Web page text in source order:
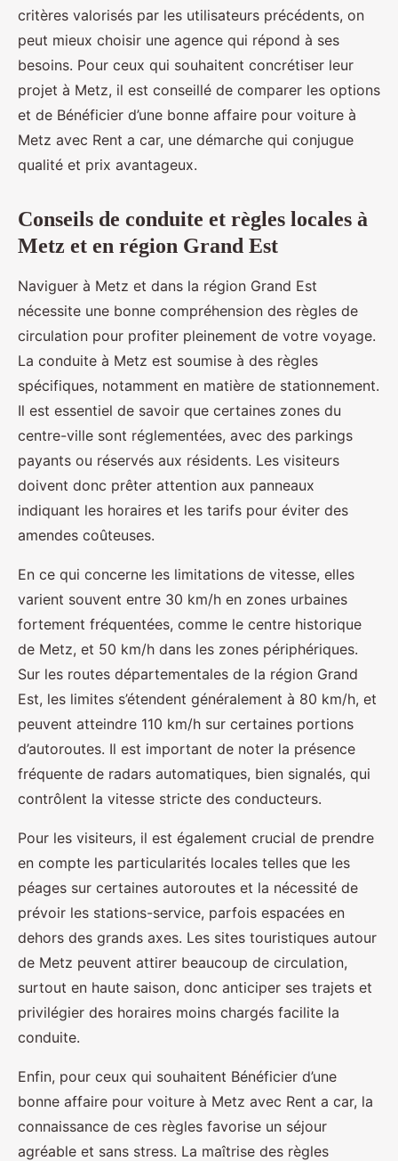
critères valorisés par les utilisateurs précédents, on
peut mieux choisir une agence qui répond à ses
besoins. Pour ceux qui souhaitent concrétiser leur
projet à Metz, il est conseillé de comparer les options
et de Bénéficier d’une bonne affaire pour voiture à
Metz avec Rent a car, une démarche qui conjugue
qualité et prix avantageux.
Conseils de conduite et règles locales à
Metz et en région Grand Est
Naviguer à Metz et dans la région Grand Est
nécessite une bonne compréhension des règles de
circulation pour profiter pleinement de votre voyage.
La conduite à Metz est soumise à des règles
spécifiques, notamment en matière de stationnement.
Il est essentiel de savoir que certaines zones du
centre-ville sont réglementées, avec des parkings
payants ou réservés aux résidents. Les visiteurs
doivent donc prêter attention aux panneaux
indiquant les horaires et les tarifs pour éviter des
amendes coûteuses.
En ce qui concerne les limitations de vitesse, elles
varient souvent entre 30 km/h en zones urbaines
fortement fréquentées, comme le centre historique
de Metz, et 50 km/h dans les zones périphériques.
Sur les routes départementales de la région Grand
Est, les limites s’étendent généralement à 80 km/h, et
peuvent atteindre 110 km/h sur certaines portions
d’autoroutes. Il est important de noter la présence
fréquente de radars automatiques, bien signalés, qui
contrôlent la vitesse stricte des conducteurs.
Pour les visiteurs, il est également crucial de prendre
en compte les particularités locales telles que les
péages sur certaines autoroutes et la nécessité de
prévoir les stations-service, parfois espacées en
dehors des grands axes. Les sites touristiques autour
de Metz peuvent attirer beaucoup de circulation,
surtout en haute saison, donc anticiper ses trajets et
privilégier des horaires moins chargés facilite la
conduite.
Enfin, pour ceux qui souhaitent Bénéficier d’une
bonne affaire pour voiture à Metz avec Rent a car, la
connaissance de ces règles favorise un séjour
agréable et sans stress. La maîtrise des règles